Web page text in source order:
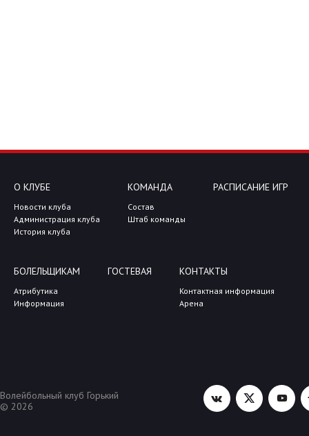
О КЛУБЕ
Новости клуба
Администрация клуба
История клуба
КОМАНДА
Состав
Штаб команды
РАСПИСАНИЕ ИГР
БОЛЕЛЬЩИКАМ
Атрибутика
Информация
ГОСТЕВАЯ КОНТАКТЫ
Контактная информация
Арена
Волейбольный клуб Горький
© 2026